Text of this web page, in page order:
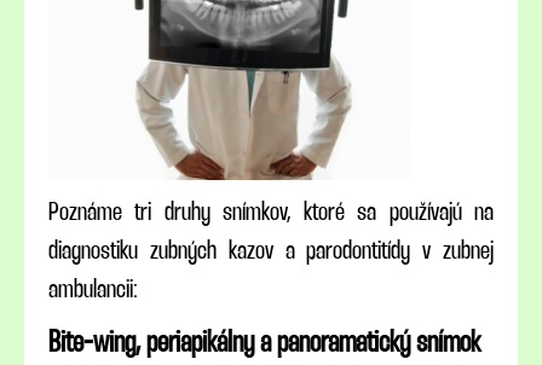
Poznáme tri druhy snímkov, ktoré sa používajú na
diagnostiku zubných kazov a parodontitídy v zubnej
ambulancii:
Bite-wing, periapikálny a panoramatický snímok